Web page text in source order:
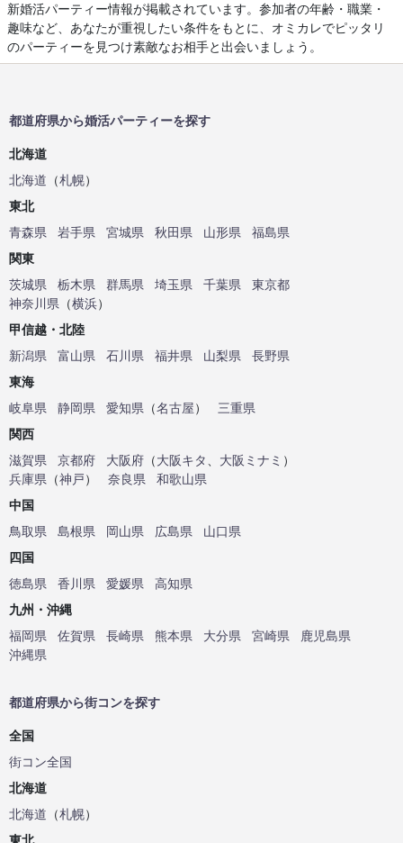
新婚活パーティー情報が掲載されています。参加者の年齢・職業・
趣味など、あなたが重視したい条件をもとに、オミカレでピッタリ
のパーティーを見つけ素敵なお相手と出会いましょう。
都道府県から婚活パーティーを探す
北海道
北海道 （札幌）
東北
青森県
岩手県 宮城県 秋田県 山形県
福島県
関東
茨城県
栃木県 群馬県 埼玉県 千葉県
東京都
神奈川県 （横浜）
甲信越・北陸
新潟県
富山県 石川県 福井県 山梨県
長野県
東海
岐阜県
静岡県 愛知県 （名古屋）
三重県
関西
滋賀県
京都府 大阪府 （大阪キタ 大阪ミナミ ）
兵庫県 （神戸） 奈良県
和歌山県
中国
鳥取県
島根県 岡山県 広島県
山口県
四国
徳島県
香川県 愛媛県
高知県
九州・沖縄
福岡県
佐賀県 長崎県 熊本県 大分県 宮崎県
鹿児島県
沖縄県
都道府県から街コンを探す
全国
街コン全国
北海道
北海道 （札幌）